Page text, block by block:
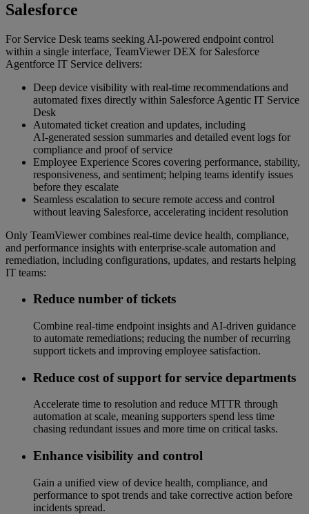
Salesforce
For Service Desk teams seeking AI‑powered endpoint control
within a single interface, TeamViewer DEX for Salesforce
Agentforce IT Service delivers:
Deep device visibility with real‑time recommendations and
automated fixes directly within Salesforce Agentic IT Service
Desk
Automated ticket creation and updates, including
AI‑generated session summaries and detailed event logs for
compliance and proof of service
Employee Experience Scores covering performance, stability,
responsiveness, and sentiment; helping teams identify issues
before they escalate
Seamless escalation to secure remote access and control
without leaving Salesforce, accelerating incident resolution
Only TeamViewer combines real‑time device health, compliance,
and performance insights with enterprise‑scale automation and
remediation, including configurations, updates, and restarts helping
IT teams:
Reduce number of tickets
Combine real‑time endpoint insights and AI‑driven guidance
to automate remediations; reducing the number of recurring
support tickets and improving employee satisfaction.
Reduce cost of support for service departments
Accelerate time to resolution and reduce MTTR through
automation at scale, meaning supporters spend less time
chasing redundant issues and more time on critical tasks.
Enhance visibility and control
Gain a unified view of device health, compliance, and
performance to spot trends and take corrective action before
incidents spread.